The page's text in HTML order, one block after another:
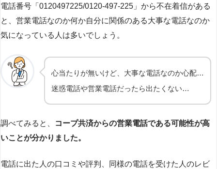
電話番号「0120497225/0120-497-225」から不在着信がある
と、営業電話なのか何か自分に関係のある大事な電話なのか
気になっている人は多いでしょう。
心当たりが無いけど、大事な電話なのか心配…
迷惑電話や営業電話だったら出たくない…
調べてみると、
コープ共済からの営業電話である可能性が高
いことが分かりました。
電話に出た人の口コミや評判、同様の電話を受けた人のレビ